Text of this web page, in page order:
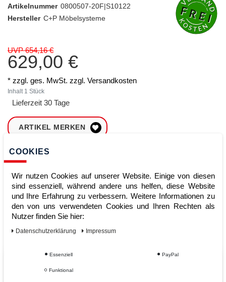
Artikelnummer 0800507-20F|S10122
Hersteller C+P Möbelsysteme
UVP 654,16 €
629,00 €
* zzgl. ges. MwSt. zzgl. Versandkosten
Inhalt 1 Stück
Lieferzeit 30 Tage
ARTIKEL MERKEN
ZUM WARENKORB
Sofort lieferbar
Kauf auf Rechnung
COOKIES
Wir nutzen Cookies auf unserer Website. Einige von diesen
sind essenziell, während andere uns helfen, diese Website
und Ihre Erfahrung zu verbessern. Weitere Informationen zu
den von uns verwendeten Cookies und Ihren Rechten als
Nutzer finden Sie hier:
Daten­schutz­erklärung Impressum
Essenziell PayPal
Funktional